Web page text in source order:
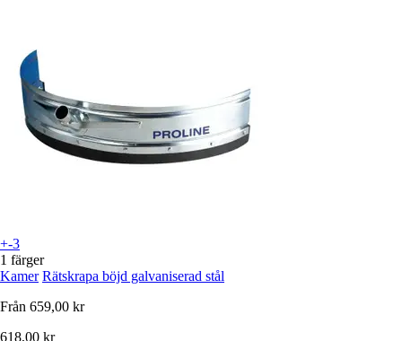
+-3
1 färger
Kamer Rätskrapa böjd galvaniserad stål
Från 659,00 kr
618,00 kr